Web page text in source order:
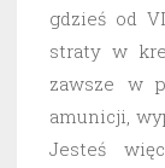
gdzieś od
straty w
zawsze w
amunicji,
Jesteś